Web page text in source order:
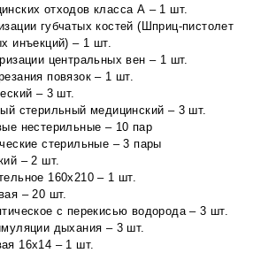
отходов класса А – 1 шт.
губчатых костей (Шприц-пистолет
инъекций) – 1 шт.
центральных вен – 1 шт.
повязок – 1 шт.
– 3 шт.
стерильный медицинский – 3 шт.
нестерильные – 10 пар
стерильные – 3 пары
– 2 шт.
160х210 – 1 шт.
– 20 шт.
с перекисью водорода – 3 шт.
дыхания – 3 шт.
16х14 – 1 шт.